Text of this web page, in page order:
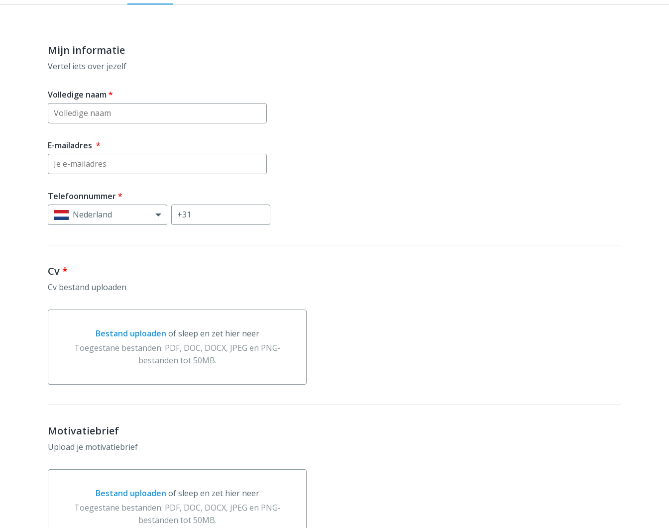
Mijn informatie
Vertel iets over jezelf
Volledige naam*
E-mailadres *
Telefoonnummer*
Nederland
Cv*
Cv bestand uploaden
Bestand uploaden of sleep en zet hier neer
Bestand uploaden of sleep en zet hier neer
Toegestane bestanden: PDF, DOC, DOCX, JPEG en PNG-
bestanden tot 50MB.
Motivatiebrief
Upload je motivatiebrief
Bestand uploaden of sleep en zet hier neer
Bestand uploaden of sleep en zet hier neer
Toegestane bestanden: PDF, DOC, DOCX, JPEG en PNG-
bestanden tot 50MB.